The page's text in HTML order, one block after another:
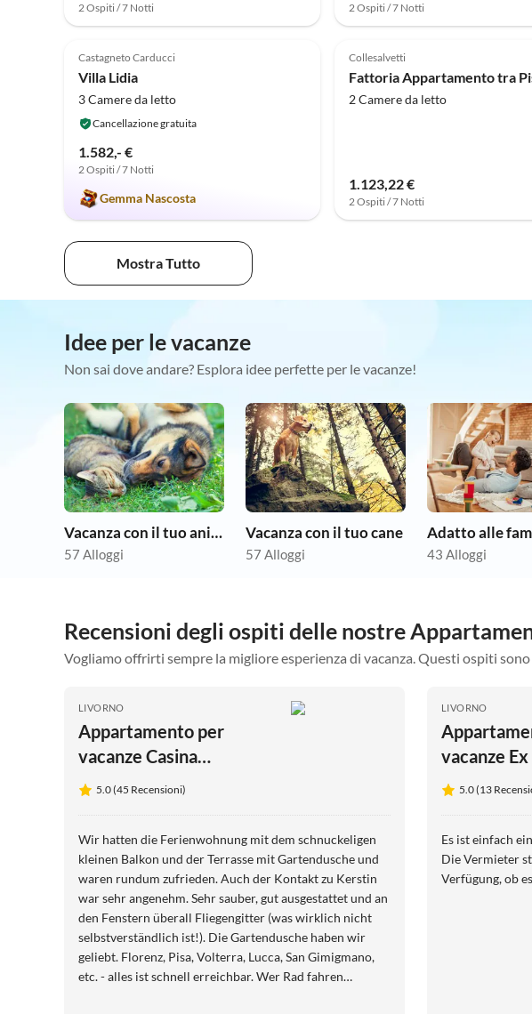
2 Ospiti / 7 Notti 2 Ospiti / 7 Notti
Alto
5.0 (10)
Castagneto Carducci
Villa Lidia
3 Camere da letto
Cancellazione gratuita
1.582,- €
2 Ospiti / 7 Notti
Gemma Nascosta
3.5 (4)
Collesalvetti
2 Camere da letto
1.123,22 €
2 Ospiti / 7 Notti
Mostra Tutto
Idee per le vacanze
Non sai dove andare? Esplora idee perfette per le vacanze!
Vacanza con il tuo animale domestico
57 Alloggi
Vacanza con il tuo cane
57 Alloggi
Adatto alle
43 Alloggi
Recensioni degli ospiti delle nostre
Vogliamo offrirti sempre la migliore esperienza di vacanza. Questi ospiti
LIVORNO
Appartamento per
vacanze Casina
Montenero
5.0 (45 Recensioni)
Wir hatten die Ferienwohnung mit dem schnuckeligen
kleinen Balkon und der Terrasse mit Gartendusche und
waren rundum zufrieden. Auch der Kontakt zu Kerstin
war sehr angenehm. Sehr sauber, gut ausgestattet und an
den Fenstern überall Fliegengitter (was wirklich nicht
selbstverständlich ist!). Die Gartendusche haben wir
geliebt. Florenz, Pisa, Volterra, Lucca, San Gimigmano,
etc. - alles ist schnell erreichbar. Wer Rad fahren
LIVORNO
vacanze
Acqua Le
5.0 (13
Es ist einfach
Die Vermieter
Verfügung, ob